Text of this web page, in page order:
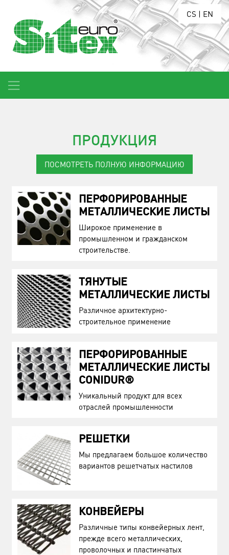
CS | EN
ПРОДУКЦИЯ
ПОСМОТРЕТЬ ПОЛНУЮ ИНФОРМАЦИЮ
ПЕРФОРИРОВАННЫЕ
МЕТАЛЛИЧЕСКИЕ ЛИСТЫ
Широкое применение в
промышленном и гражданском
строительстве.
ТЯНУТЫЕ
МЕТАЛЛИЧЕСКИЕ ЛИСТЫ
Различное архитектурно-
строительное применение
ПЕРФОРИРОВАННЫЕ
МЕТАЛЛИЧЕСКИЕ ЛИСТЫ
CONIDUR®
Уникальный продукт для всех
отраслей промышленности
РЕШЕТКИ
Мы предлагаем большое количество
вариантов решетчатых настилов
КОНВЕЙЕРЫ
Различные типы конвейерных лент,
прежде всего металлических,
проволочных и пластинчатых